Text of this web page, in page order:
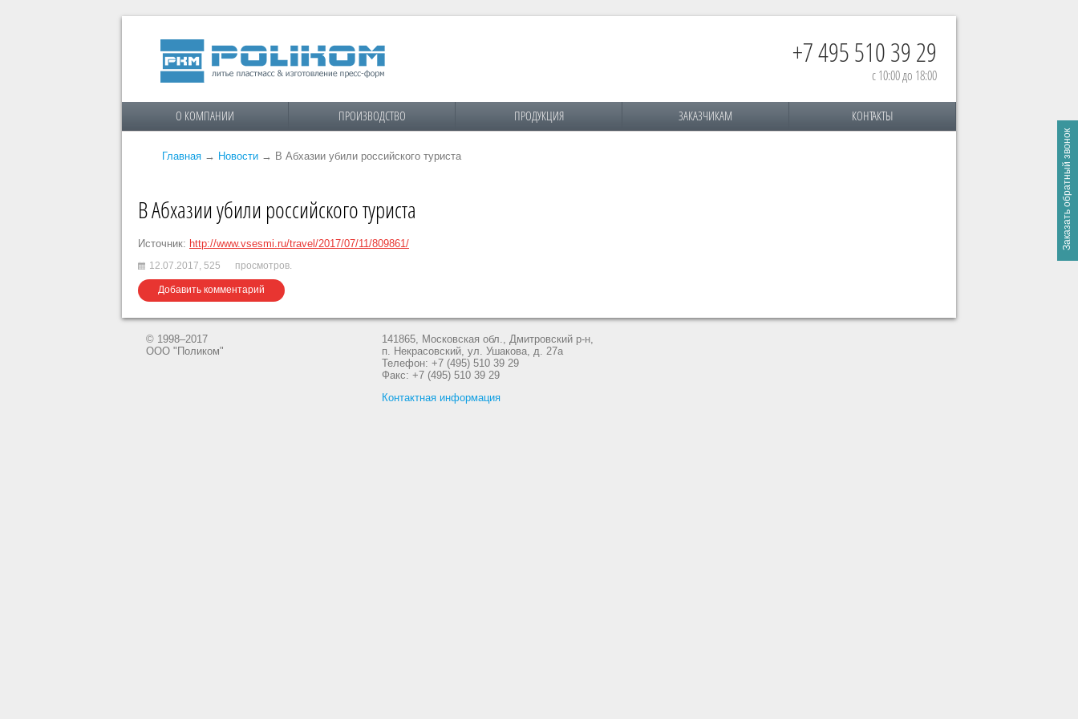
+7 495 510 39 29
с 10:00 до 18:00
О КОМПАНИИ ПРОИЗВОДСТВО ПРОДУКЦИЯ ЗАКАЗЧИКАМ КОНТАКТЫ
Главная → Новости → В Абхазии убили российского туриста
В Абхазии убили российского туриста
Источник: http://www.vsesmi.ru/travel/2017/07/11/809861/
12.07.2017, 525 просмотров.
Добавить комментарий
© 1998–2017
ООО "Поликом"
141865, Московская обл., Дмитровский р-н,
п. Некрасовский, ул. Ушакова, д. 27а
Телефон: +7 (495) 510 39 29
Факс: +7 (495) 510 39 29
Контактная информация